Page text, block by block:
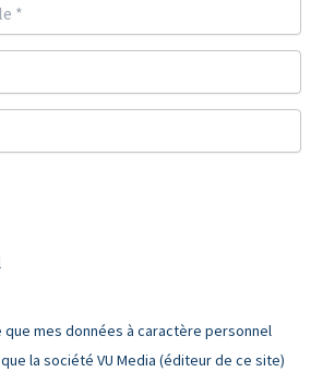
que mes données à caractère personnel
la société VU Media (éditeur de ce site)